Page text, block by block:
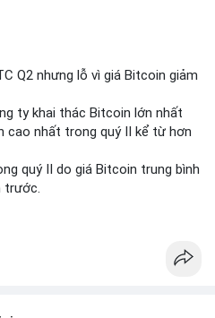
Q2 nhưng lỗ vì giá Bitcoin giảm
ty khai thác Bitcoin lớn nhất
cao nhất trong quý II kể từ hơn
quý II do giá Bitcoin trung bình
trước.
đến doanh thu và lợi nhuận.